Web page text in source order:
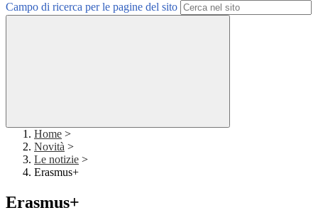
Campo di ricerca per le pagine del sito
Home >
Novità >
Le notizie >
Erasmus+
Erasmus+